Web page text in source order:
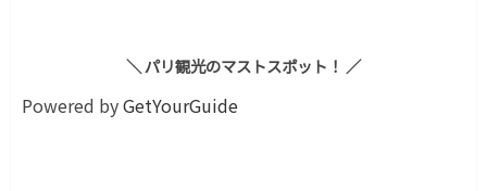
＼ パリ観光のマストスポット！ ／
Powered byGetYourGuide